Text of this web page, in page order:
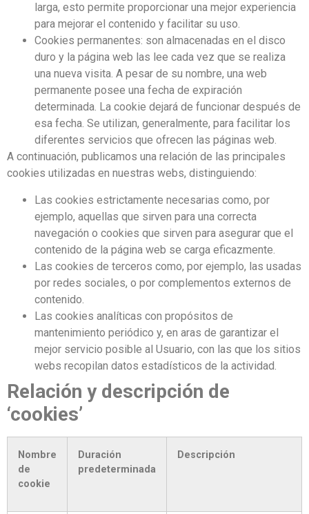
larga, esto permite proporcionar una mejor experiencia
para mejorar el contenido y facilitar su uso.
Cookies permanentes: son almacenadas en el disco
duro y la página web las lee cada vez que se realiza
una nueva visita. A pesar de su nombre, una web
permanente posee una fecha de expiración
determinada. La cookie dejará de funcionar después de
esa fecha. Se utilizan, generalmente, para facilitar los
diferentes servicios que ofrecen las páginas web.
A continuación, publicamos una relación de las principales
cookies utilizadas en nuestras webs, distinguiendo:
Las cookies estrictamente necesarias como, por
ejemplo, aquellas que sirven para una correcta
navegación o cookies que sirven para asegurar que el
contenido de la página web se carga eficazmente.
Las cookies de terceros como, por ejemplo, las usadas
por redes sociales, o por complementos externos de
contenido.
Las cookies analíticas con propósitos de
mantenimiento periódico y, en aras de garantizar el
mejor servicio posible al Usuario, con las que los sitios
webs recopilan datos estadísticos de la actividad.
Relación y descripción de
‘cookies’
Nombre
de
cookie
Duración
predeterminada
Descripción